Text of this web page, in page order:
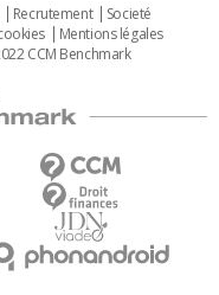
Recrutement
Societé
Mentions légales
CCM Benchmark